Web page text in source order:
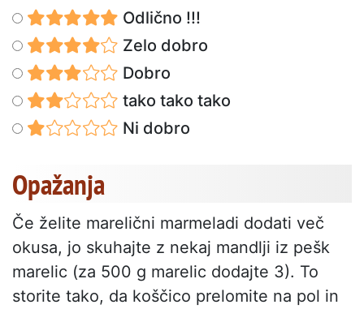
Odlično !!!
Zelo dobro
Dobro
tako tako tako
Ni dobro
Opažanja
Če želite marelični marmeladi dodati več
okusa, jo skuhajte z nekaj mandlji iz pešk
marelic (za 500 g marelic dodajte 3). To
storite tako, da koščico prelomite na pol in